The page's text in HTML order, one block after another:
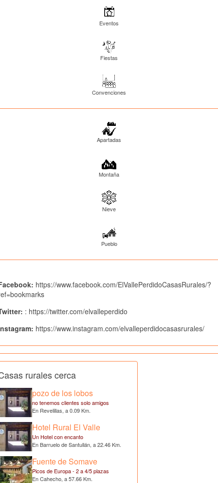
Eventos
Fiestas
Convenciones
Apartadas
Montaña
Nieve
Pueblo
https://www.facebook.com/ElVallePerdidoCasasRurales/?
: https://twitter.com/elvalleperdido
https://www.instagram.com/elvalleperdidocasasrurales/
rurales cerca
pozo de los lobos
no tenemos clientes solo amigos
En Revelillas, a 0.09 Km.
Hotel Rural El Valle
Un Hotel con encanto
En Barruelo de Santullán, a 22.46 Km.
Fuente de Somave
Picos de Europa - 2 a 4/5 plazas
En Cahecho, a 57.66 Km.